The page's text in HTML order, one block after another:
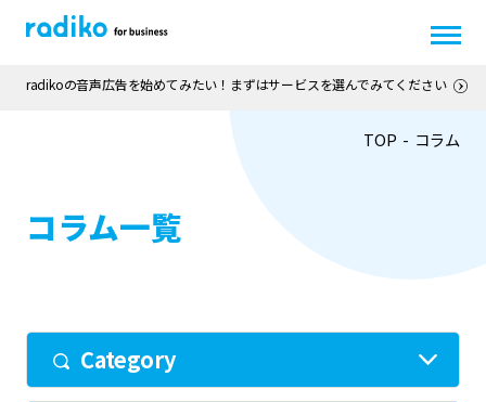
radikoの音声広告を始めてみたい！まずはサービスを選んでみてください
TOP コラム
コラム一覧
Category